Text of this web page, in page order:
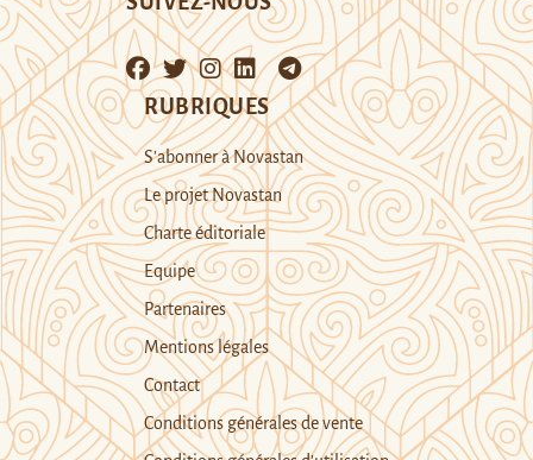
RUBRIQUES
S’abonner à Novastan
Le projet Novastan
Charte éditoriale
Equipe
Partenaires
Mentions légales
Contact
Conditions générales de vente